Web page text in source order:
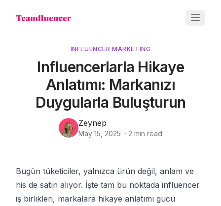
INFLUENCER MARKETING
Influencerlarla Hikaye
Anlatımı: Markanızı
Duygularla Buluşturun
Zeynep
May 15, 2025 · 2 min read
Bugün tüketiciler, yalnızca ürün değil, anlam ve
his de satın alıyor. İşte tam bu noktada influencer
iş birlikleri, markalara hikaye anlatımı gücü